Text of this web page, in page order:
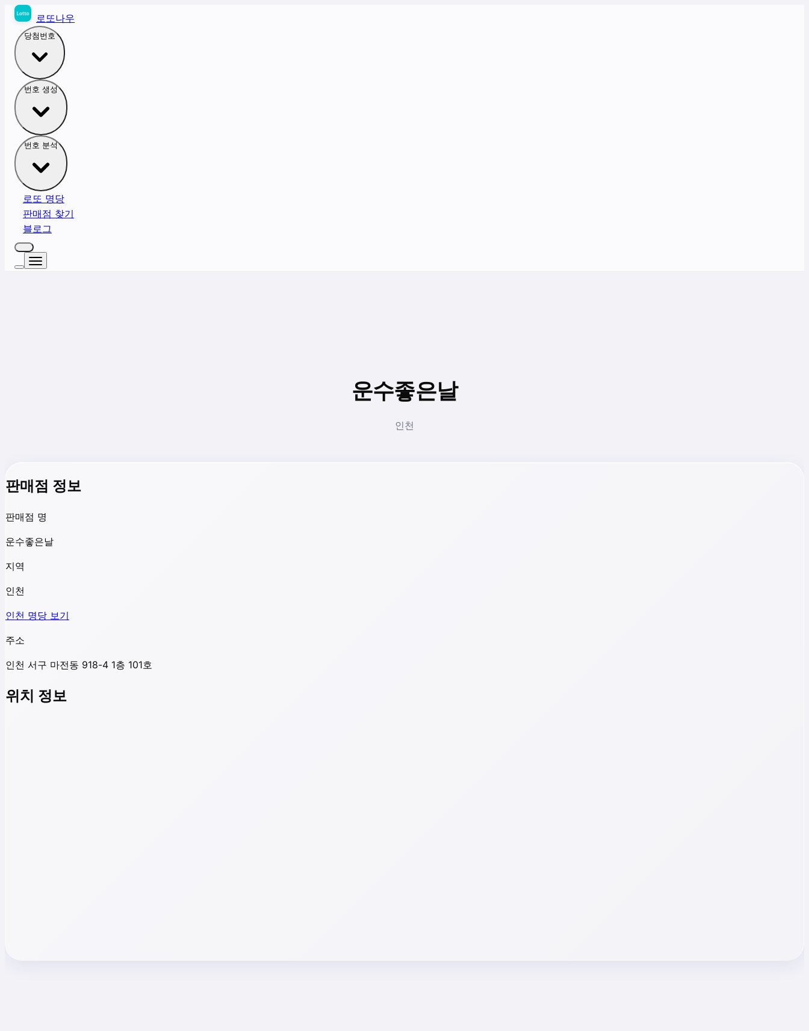
로또나우
당첨번호
번호 생성
번호 분석
로또 명당
판매점 찾기
블로그
운수좋은날
인천
판매점 정보
판매점 명
운수좋은날
지역
인천
인천 명당 보기
주소
인천 서구 마전동 918-4 1층 101호
위치 정보